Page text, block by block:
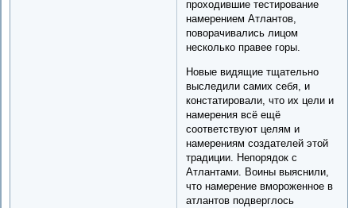
проходившие тестирование
намерением Атлантов,
поворачивались лицом
несколько правее горы.
Новые видящие тщательно
выследили самих себя, и
констатировали, что их цели и
намерения всё ещё
соответствуют целям и
намерениям создателей этой
традиции. Непорядок с
Атлантами. Воины выяснили,
что намерение вмороженное в
атлантов подверглось